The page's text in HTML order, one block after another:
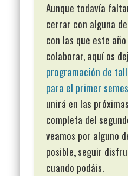
Aunque todavía
cerrar con alguna
con las que este
colaborar, aquí os
programación de
para el primer
unirá en las
completa del
veamos por alguno
posible, seguir
cuando podáis.